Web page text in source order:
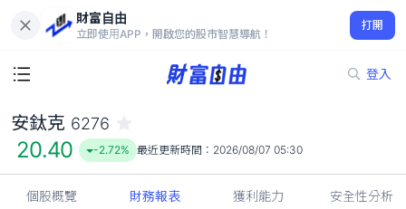
財富自由
立即使用APP，開啟您的股市智慧導航！
打開
登入
20.40
-2.72%
安鈦克 6276
20.40 -2.72% 最近更新時間： 2026/08/07 05:30
個股概覽 財務報表 獲利能力 安全性分析